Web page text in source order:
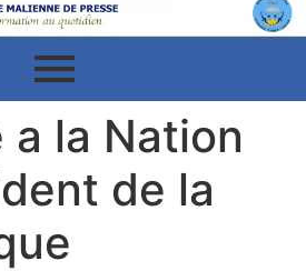
a la Nation
de la